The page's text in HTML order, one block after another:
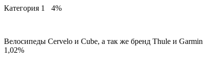
Категория 1
4%
Велосипеды Cervelo и Cube, а так же бренд Thule и Garmin
1,02%